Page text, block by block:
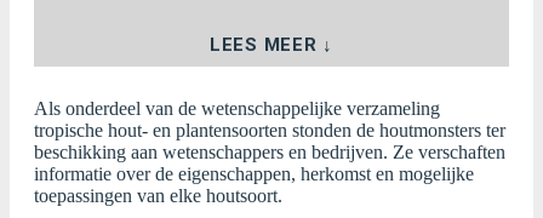
LEES MEER ↓
Als onderdeel van de wetenschappelijke verzameling
tropische hout- en plantensoorten stonden de houtmonsters ter
beschikking aan wetenschappers en bedrijven. Ze verschaften
informatie over de eigenschappen, herkomst en mogelijke
toepassingen van elke houtsoort.